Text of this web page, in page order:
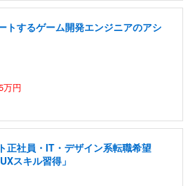
トするゲーム開発エンジニアのアシ
万円
正社員・IT・デザイン系転職希望
スキル習得」